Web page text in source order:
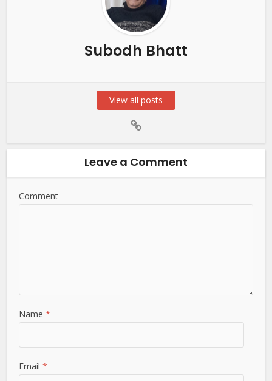
Subodh Bhatt
View all posts
Leave a Comment
Comment
Name*
Email*